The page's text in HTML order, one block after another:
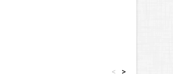
>
<